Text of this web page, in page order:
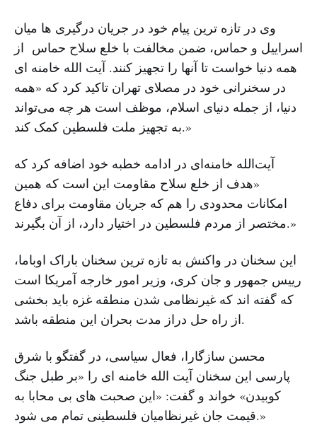
وی در تازه ترین پیام خود در جریان درگیری ها میان
اسراییل و حماس، ضمن مخالفت با خلع سلاح حماس از
همه دنیا خواست تا آنها را تجهیز کنند. آیت الله خامنه ای
در سخنرانی خود در مصلای تهران تاکید کرد که «همه
دنیا، از جمله دنیای اسلام، موظف است هر چه می‌تواند
به تجهیز ملت فلسطین کمک کند.»
آیت‌الله خامنه‌ای در ادامه خطبه خود اضافه کرد که
«هدف از خلع سلاح مقاومت این است که همین
امکانات محدودی را هم که جریان مقاومت برای دفاع
مختصر از مردم فلسطین در اختیار دارد، از آن بگیرند.»
این سخنان در واکنش به تازه ترین سخنان باراک اوباما،
رییس جمهور و جان کری، وزیر امور خارجه آمریکا است
که گفته اند که غیرنظامی شدن منطقه غزه باید بخشی
از راه حل دراز مدت بحران این منطقه باشد.
محسن سازگارا، فعال سیاسی، در گفتگو با شرق
پارسی این سخنان آیت الله خامنه ای را «بر طبل جنگ
کوبیدن» خواند و گفت: «این صحبت های بی محابا به
قیمت جان غیرنظامیان فلسطینی تمام می شود.»